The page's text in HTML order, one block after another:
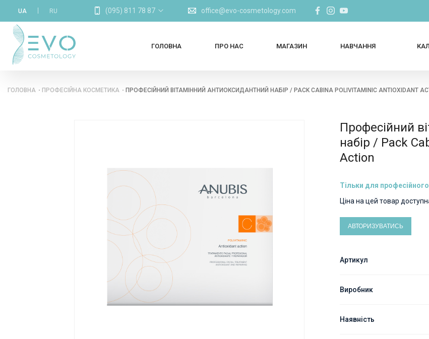
UA RU (095) 811 78 87 office@evo-cosmetology.com
ГОЛОВНА ПРО НАС МАГАЗИН НАВЧАННЯ
ГОЛОВНА ПРОФЕСІЙНА КОСМЕТИКА ПРОФЕСІЙНИЙ ВІТАМІННИЙ АНТИОКСИДАНТНИЙ НАБІР / PACK CABINA POLIVITAMINIC ANTIOXIDANT
Професійний
набір / Pack
Action
Тільки для
Ціна на цей товар
АВТОРИЗУВАТИСЬ
Артикул
Виробник
Наявність